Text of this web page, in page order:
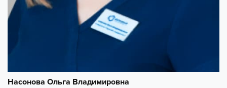
Насонова Ольга Владимировна